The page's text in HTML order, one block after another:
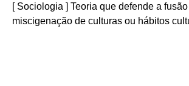
[ Sociologia ] Teoria que defende a
miscigenação de culturas ou hábitos